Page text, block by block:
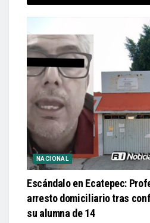
NACIONAL
Escándalo en Ecatepec:
arresto domiciliario tras
su alumna de 14